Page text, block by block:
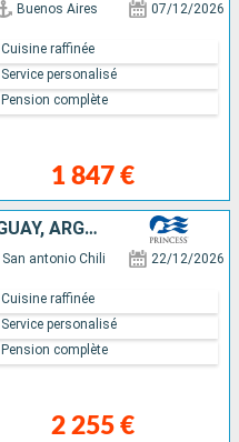
Buenos Aires 07/12/2026
1 847 €
Cuisine raffinée
Service personalisé
Pension complète
CHILI, ÎLES MALOUINES, URUGUAY, ARGENTINE
San antonio Chili 22/12/2026
2 255 €
Cuisine raffinée
Service personalisé
Pension complète